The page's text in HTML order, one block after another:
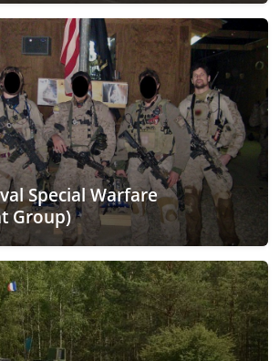
Special Warfare
Group)